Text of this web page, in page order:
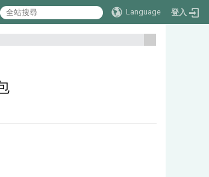
Language 登入
:::